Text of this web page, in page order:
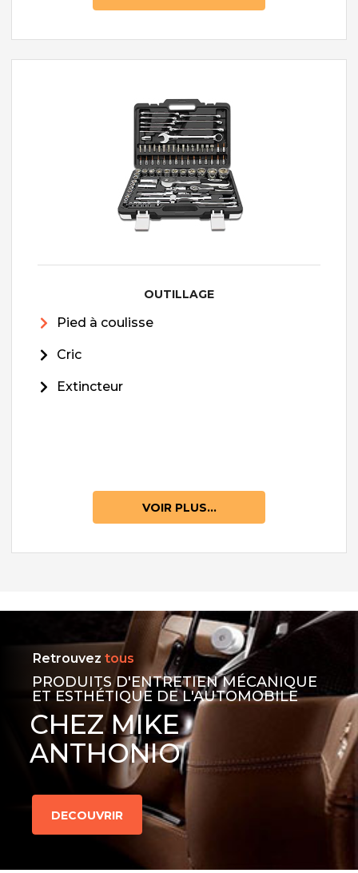
OUTILLAGE
Pied à coulisse
Cric
Extincteur
VOIR PLUS...
Retrouvez tous
PRODUITS D'ENTRETIEN MÉCANIQUE
ET ESTHÉTIQUE DE L'AUTOMOBILE
CHEZ MIKE
ANTHONIO
DECOUVRIR